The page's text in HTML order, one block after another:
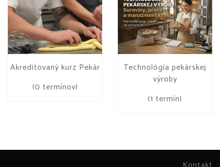
Akreditovaný kurz Pekár
(0 termínov)
Technológia pekárskej
výroby
(1 termín)